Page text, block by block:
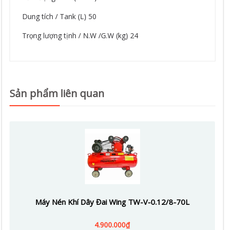
Dung tích / Tank (L) 50
Trọng lượng tịnh / N.W /G.W (kg) 24
Sản phẩm liên quan
Máy Nén Khí Dây Đai Wing TW-V-0.12/8-70L
4.900.000₫